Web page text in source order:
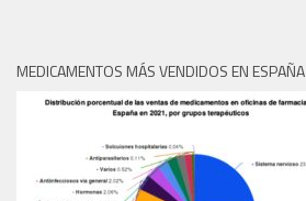
MEDICAMENTOS MÁS VENDIDOS EN ESPAÑA